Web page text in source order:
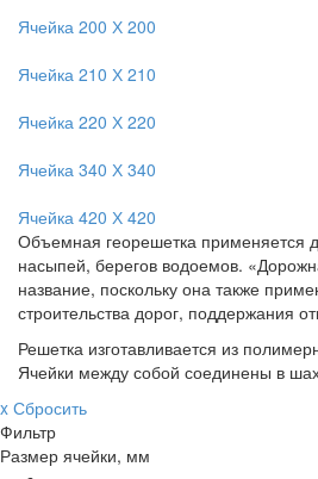
Ячейка 200 Х 200
Ячейка 210 Х 210
Ячейка 220 Х 220
Ячейка 340 Х 340
Ячейка 420 Х 420
Объемная георешетка применяется
насыпей, берегов водоемов.
название, поскольку она также
строительства дорог, поддержания
Решетка изготавливается из
Ячейки между собой соединены в
x Сбросить
Фильтр
Размер ячейки, мм